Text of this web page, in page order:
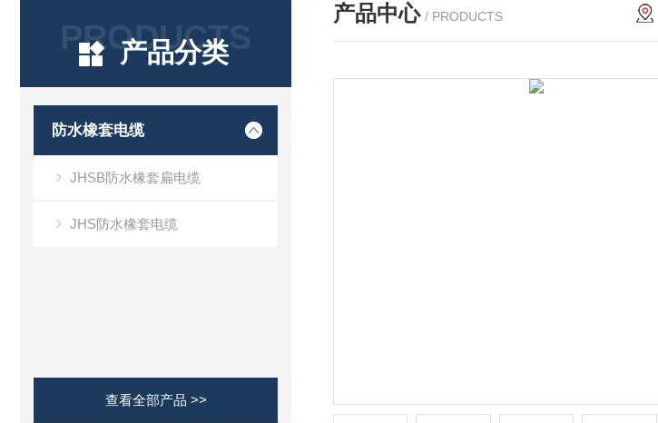
PRODUCTS
产品分类
防水橡套电缆
JHSB防水橡套扁电缆
JHS防水橡套电缆
查看全部产品 >>
产品中心 / PRODUCTS